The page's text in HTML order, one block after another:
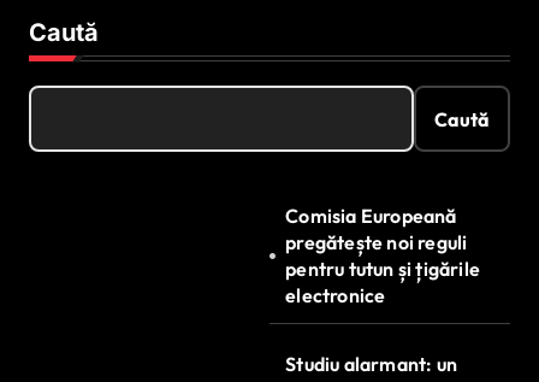
Caută
Caută
Comisia Europeană
pregătește noi reguli
pentru tutun și țigările
electronice
Studiu alarmant: un